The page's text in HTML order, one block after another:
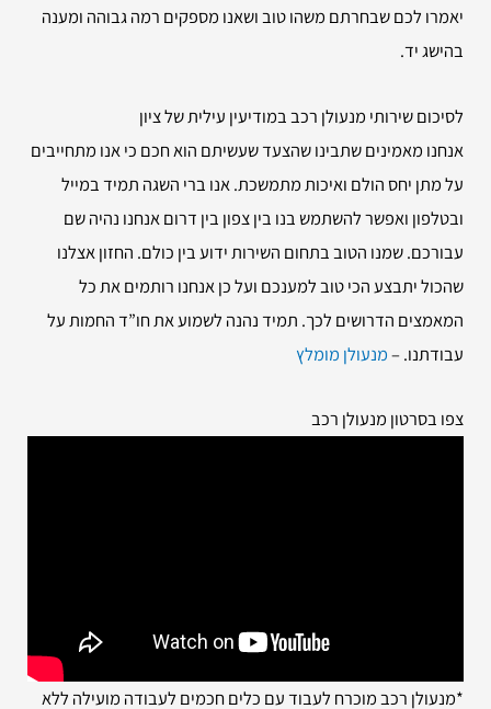
יאמרו לכם שבחרתם משהו טוב ושאנו מספקים רמה גבוהה ומענה
בהישג יד.
לסיכום שירותי מנעולן רכב במודיעין עילית של ציון
אנחנו מאמינים שתבינו שהצעד שעשיתם הוא חכם כי אנו מתחייבים
על מתן יחס הולם ואיכות מתמשכת. אנו ברי השגה תמיד במייל
ובטלפון ואפשר להשתמש בנו בין צפון בין דרום אנחנו נהיה שם
עבורכם. שמנו הטוב בתחום השירות ידוע בין כולם. החזון אצלנו
שהכול יתבצע הכי טוב למענכם ועל כן אנחנו רותמים את כל
המאמצים הדרושים לכך. תמיד נהנה לשמוע את חו”ד החמות על
עבודתנו. –מנעולן מומלץ
צפו בסרטון מנעולן רכב
*מנעולן רכב מוכרח לעבוד עם כלים חכמים לעבודה מועילה ללא